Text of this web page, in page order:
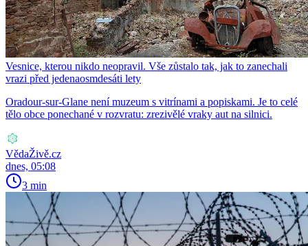
Vesnice, kterou nikdo neopravil. Vše zůstalo tak, jak to zanechali
vrazi před jedenaosmdesáti lety
Oradour-sur-Glane není muzeum s vitrínami a popiskami. Je to celé
tělo obce ponechané v rozvratu: zrezivělé vraky aut na silnici.
VědaŽivě.cz
dnes, 05:08
3 min